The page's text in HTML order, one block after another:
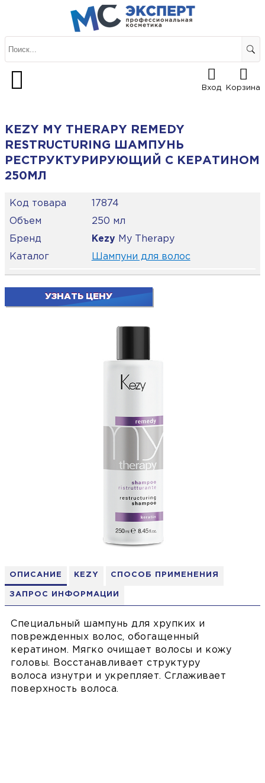
Вход Корзина
ОПИСАНИЕ KEZY СПОСОБ ПРИМЕНЕНИЯ
ЗАПРОС ИНФОРМАЦИИ
Специальный шампунь для хрупких и
поврежденных волос, обогащенный
кератином. Мягко очищает волосы и кожу
головы. Восстанавливает структуру
волоса изнутри и укрепляет. Сглаживает
поверхность волоса.
KEZY MY THERAPY REMEDY
RESTRUCTURING ШАМПУНЬ
РЕСТРУКТУРИРУЮЩИЙ С КЕРАТИНОМ
250МЛ
Код товара
17874
Объем
250 мл
Бренд
Kezy My Therapy
Каталог
Шампуни для волос
УЗНАТЬ ЦЕНУ